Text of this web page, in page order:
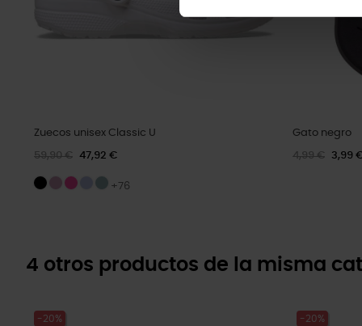
Zuecos unisex Classic U
59,90 € 47,92 €
+76
Gato negro
4,99 € 3,99
4 otros productos de la misma
-20% -20%